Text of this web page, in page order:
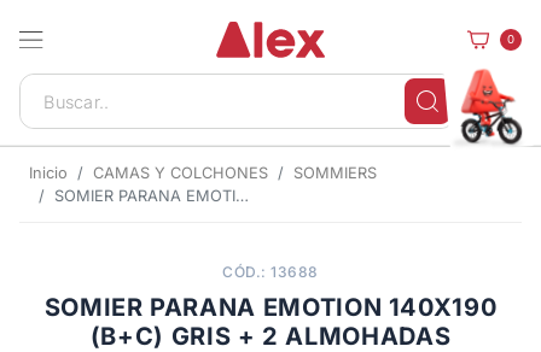
0
Inicio CAMAS Y COLCHONES
SOMMIERS
SOMIER PARANA EMOTION 140X190 (B+C) GRIS + 2 ALMOHADAS
CÓD.: 13688
SOMIER PARANA EMOTION 140X190
(B+C) GRIS + 2 ALMOHADAS